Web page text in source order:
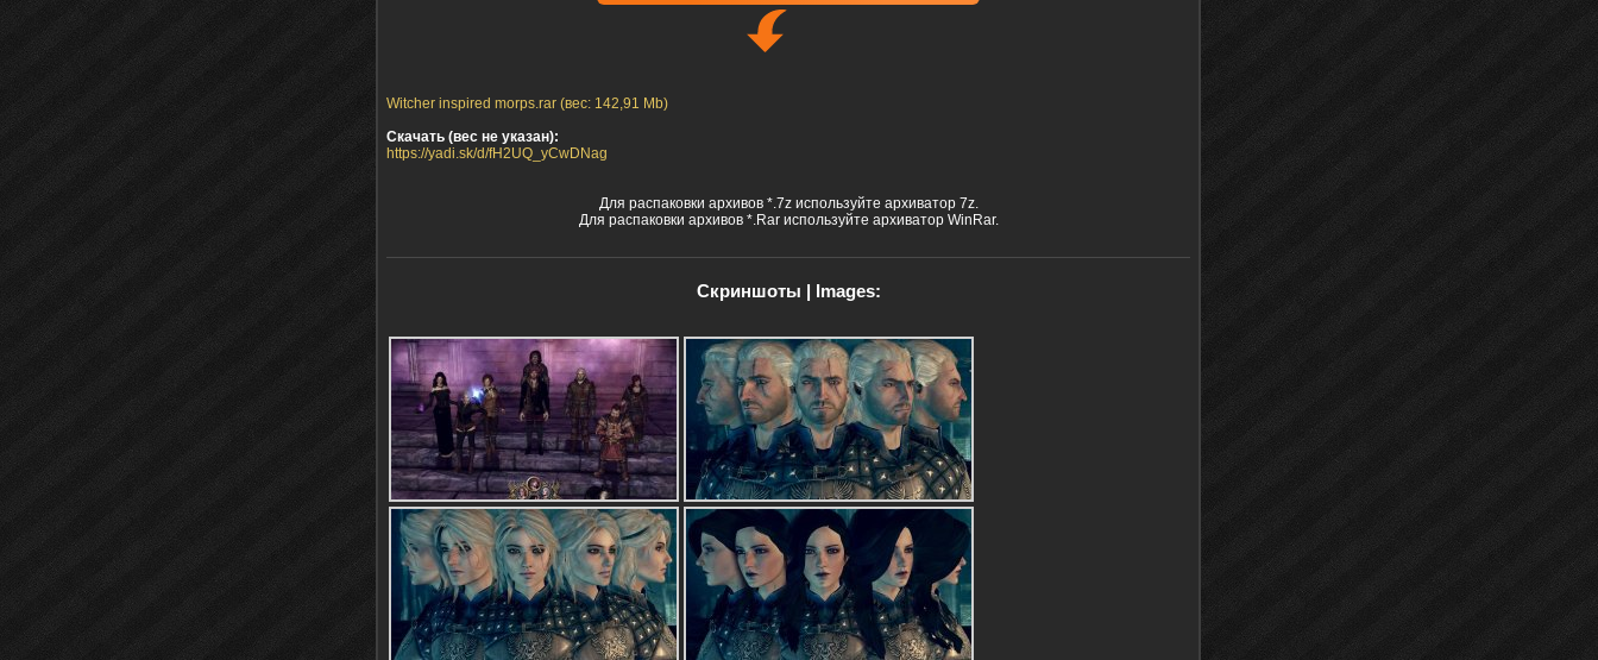
Witcher inspired morps.rar (вес: 142,91 Mb)
Скачать (вес не указан):
https://yadi.sk/d/fH2UQ_yCwDNag
Для распаковки архивов *.7z используйте архиватор 7z.
Для распаковки архивов *.Rar используйте архиватор WinRar.
Скриншоты | Images: